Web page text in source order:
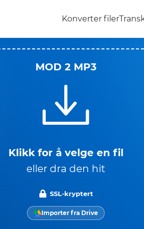
Konverter filer
MOD 2 MP3
Klikk for å velge en fil
eller dra den hit
SSL-kryptert
Importer fra Drive